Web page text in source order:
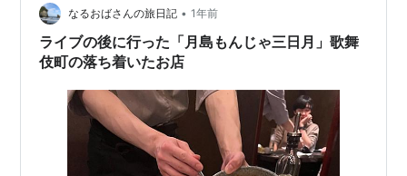
いのでキャンプの寄り道より遠くに行ってみようか…と
いうことになりました。 ↓ ソウルと台…
なるおばさんの旅日記 • 1年前
ライブの後に行った「月島もんじゃ三日月」歌舞
伎町の落ち着いたお店